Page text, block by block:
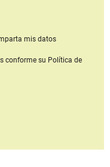
mis datos
conforme su Política de